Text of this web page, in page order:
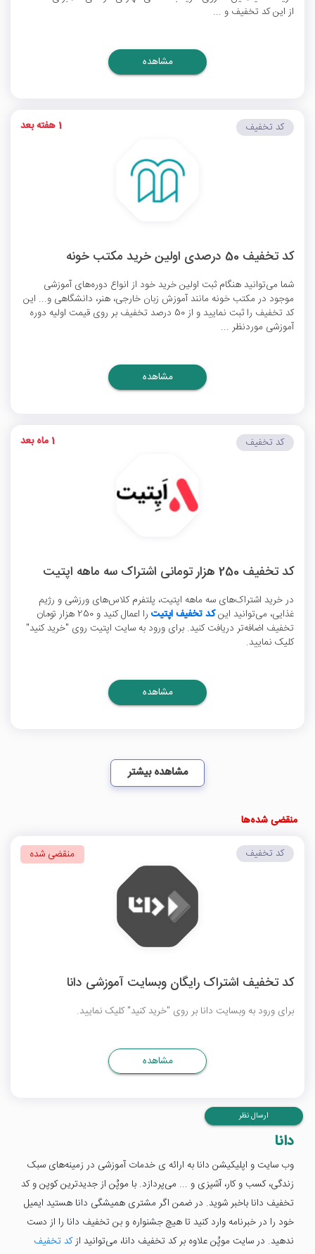
از این کد تخفیف و ...
مشاهده
کد تخفیف 50 درصدی اولین خرید مکتب خونه
شما می‌توانید هنگام ثبت اولین خرید خود از انواع دوره‌های آموزشی
موجود در مکتب خونه مانند آموزش زبان خارجی، هنر، دانشگاهی و... این
کد تخفیف را ثبت نمایید و از 50 درصد تخفیف بر روی قیمت اولیه دوره
آموزشی موردنظر ...
کد تخفیف 1 هفته بعد
مشاهده
کد تخفیف 250 هزار تومانی اشتراک سه ماهه اپتیت
در خرید اشتراک‌های سه ماهه اپتیت، پلتفرم کلاس‌های ورزشی و رژیم
غذایی، می‌توانید اینکد تخفیف اپتیت
را اعمال کنید و 250 هزار تومان
تخفیف اضافه‌تر دریافت کنید. برای ورود به سایت اپتیت روی "خرید کنید"
کلیک نمایید.
کد تخفیف 1 ماه بعد
مشاهده
مشاهده بیشتر
منقضی شده‌ها
کد تخفیف اشتراک رایگان وبسایت آموزشی دانا
برای ورود به وبسایت دانا بر روی "خرید کنید" کلیک نمایید.
کد تخفیف منقضی شده
مشاهده
ارسال نظر
دانا
وب سایت و اپلیکیشن دانا به ارائه ی خدمات آموزشی در زمینه‌های سبک
زندگی، کسب و کار، آشپزی و ... می‌پردازد. با موپُن از جدیدترین کوپن و کد
تخفیف دانا باخبر شوید. در ضمن اگر مشتری همیشگی دانا هستید ایمیل
خود را در خبرنامه وارد کنید تا هیچ جشنواره و بن تخفیف دانا را از دست
ندهید. در سایت موپُن علاوه بر کد تخفیف دانا، می‌‎توانید از
کد تخفیف